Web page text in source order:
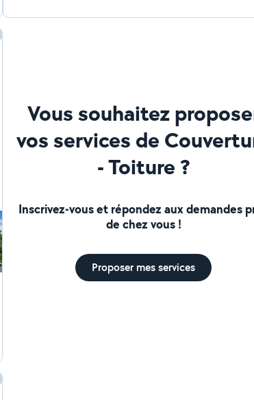
Vous souhaitez
vos services de
- Toiture ?
Inscrivez-vous et répondez aux demandes
de chez vous !
Proposer mes services